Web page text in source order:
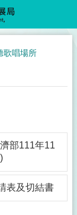
歌唱場所
部111年11
表及切結書